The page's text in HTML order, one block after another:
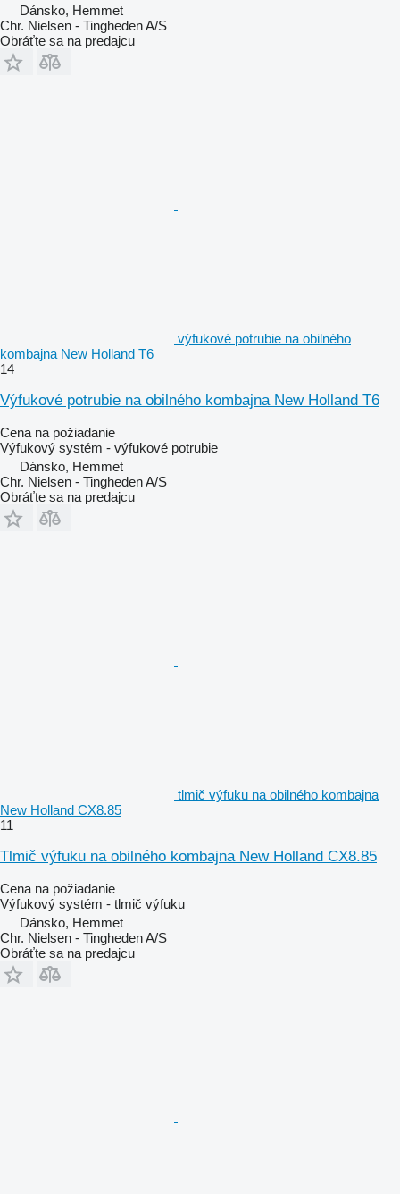
Dánsko, Hemmet
Chr. Nielsen - Tingheden A/S
Obráťte sa na predajcu
výfukové potrubie na obilného
kombajna New Holland T6
14
Výfukové potrubie na obilného kombajna New Holland T6
Cena na požiadanie
Výfukový systém - výfukové potrubie
Dánsko, Hemmet
Chr. Nielsen - Tingheden A/S
Obráťte sa na predajcu
tlmič výfuku na obilného kombajna
New Holland CX8.85
11
Tlmič výfuku na obilného kombajna New Holland CX8.85
Cena na požiadanie
Výfukový systém - tlmič výfuku
Dánsko, Hemmet
Chr. Nielsen - Tingheden A/S
Obráťte sa na predajcu